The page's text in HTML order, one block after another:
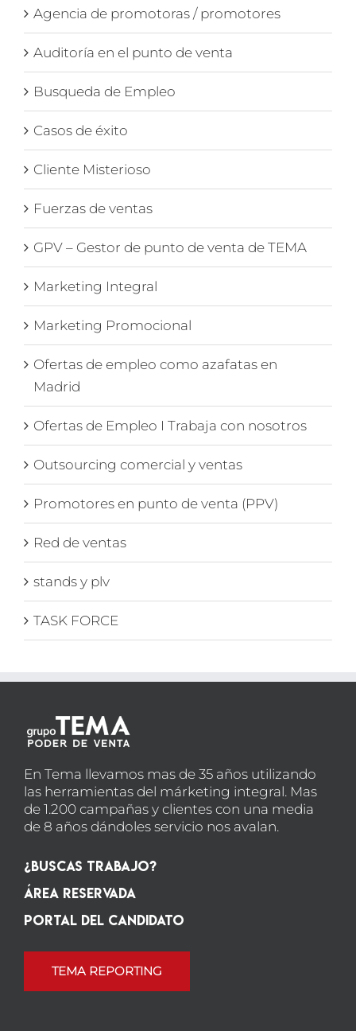
Agencia de promotoras / promotores
Auditoría en el punto de venta
Busqueda de Empleo
Casos de éxito
Cliente Misterioso
Fuerzas de ventas
GPV – Gestor de punto de venta de TEMA
Marketing Integral
Marketing Promocional
Ofertas de empleo como azafatas en
Madrid
Ofertas de Empleo I Trabaja con nosotros
Outsourcing comercial y ventas
Promotores en punto de venta (PPV)
Red de ventas
stands y plv
TASK FORCE
En Tema llevamos mas de 35 años utilizando
las herramientas del márketing integral. Mas
de 1.200 campañas y clientes con una media
de 8 años dándoles servicio nos avalan.
¿Buscas Trabajo?
Área Reservada
Portal del candidato
TEMA REPORTING